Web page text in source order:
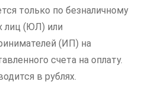
только по безналичному
лиц (ЮЛ) или
(ИП) на
счета на оплату.
в рублях.